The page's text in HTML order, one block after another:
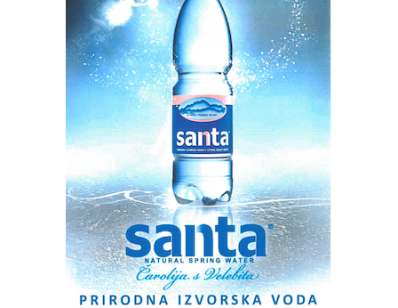
uspostavljena tzv. Srpska Krajina.
Oslobođeno je 10.400 četvornih kilometara ili 18,4 posto
ukupne površine Hrvatske.
U operaciji su poginula 243 hrvatska branitelja, 1430 ih
je ranjeno, dok se dvojica i dalje vode kao nestali.
Tradicionalnom budnicom ulicama grada, u Kninu je u
srijedu ujutro počela proslava 31. godišnjice Vojno-
redarstvene operacije (VRO) Oluja te Dana pobjede i
domovinske zahvalnosti i Dana hrvatskih branitelja,
tijekom dana posjetitelji će moći uživati u bogatom
programu.